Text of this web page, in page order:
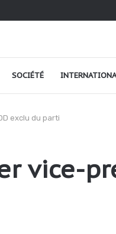
: une relance fondée sur le
SOCIÉTÉ
exclu du parti
vice-